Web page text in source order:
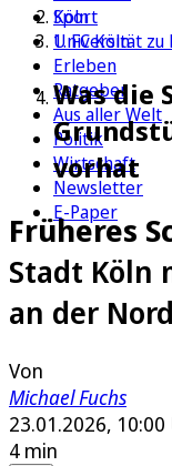
Sport
1. FC Köln
Erleben
Ratgeber
Aus aller Welt
Politik
Wirtschaft
Newsletter
E-Paper
Köln
Universität zu
Was die
vorhat
Früheres
Stadt Köln
an der
Von
Michael Fuchs
23.01.2026, 10:00
4 min